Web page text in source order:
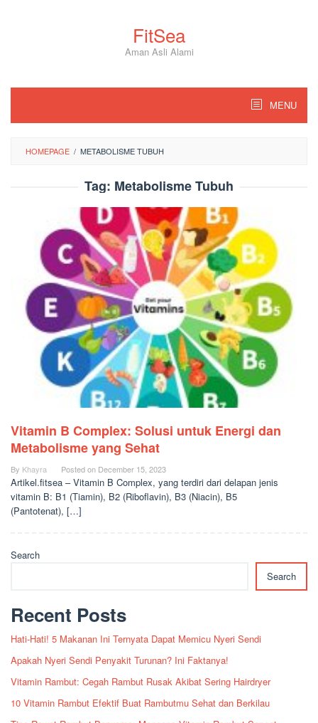
FitSea
Aman Asli Alami
MENU
HOMEPAGE / METABOLISME TUBUH
Tag: Metabolisme Tubuh
Vitamin B Complex: Solusi untuk Energi dan
Metabolisme yang Sehat
By Khayra Posted on December 15, 2023
Artikel.fitsea – Vitamin B Complex, yang terdiri dari delapan jenis
vitamin B: B1 (Tiamin), B2 (Riboflavin), B3 (Niacin), B5
(Pantotenat), […]
Search
Search
Recent Posts
Hati-Hati! 5 Makanan Ini Ternyata Dapat Memicu Nyeri Sendi
Apakah Nyeri Sendi Penyakit Turunan? Ini Faktanya!
Vitamin Rambut: Cegah Rambut Rusak Akibat Sering Hairdryer
10 Vitamin Rambut Efektif Buat Rambutmu Sehat dan Berkilau